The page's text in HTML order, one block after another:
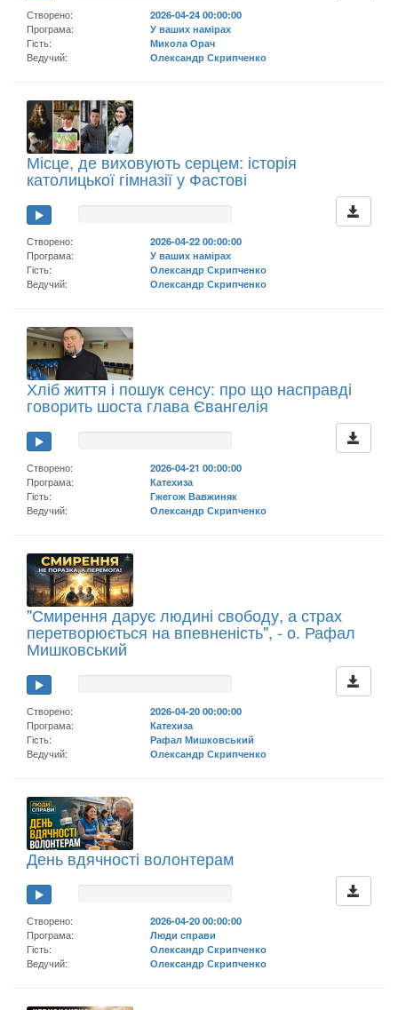
Створено:
2026-04-24 00:00:00
Програма:
У ваших намірах
Гість:
Микола Орач
Ведучий:
Олександр Скрипченко
Місце, де виховують серцем: історія
католицької гімназії у Фастові
Створено:
2026-04-22 00:00:00
Програма:
У ваших намірах
Гість:
Олександр Скрипченко
Ведучий:
Олександр Скрипченко
Хліб життя і пошук сенсу: про що насправді
говорить шоста глава Євангелія
Створено:
2026-04-21 00:00:00
Програма:
Катехиза
Гість:
Гжегож Вавжиняк
Ведучий:
Олександр Скрипченко
"Смирення дарує людині свободу, а страх
перетворюється на впевненість", - о. Рафал
Мишковський
Створено:
2026-04-20 00:00:00
Програма:
Катехиза
Гість:
Рафал Мишковський
Ведучий:
Олександр Скрипченко
День вдячності волонтерам
Створено:
2026-04-20 00:00:00
Програма:
Люди справи
Гість:
Олександр Скрипченко
Ведучий:
Олександр Скрипченко